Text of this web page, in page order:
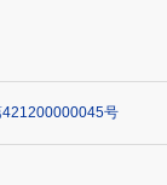
421200000045号